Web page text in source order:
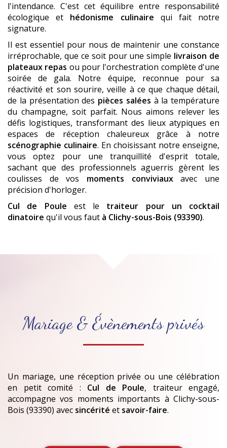
l'intendance. C'est cet équilibre entre responsabilité
écologique et hédonisme culinaire qui fait notre
signature.
Il est essentiel pour nous de maintenir une constance
irréprochable, que ce soit pour une simple livraison de
plateaux repas ou pour l'orchestration complète d'une
soirée de gala. Notre équipe, reconnue pour sa
réactivité et son sourire, veille à ce que chaque détail,
de la présentation des pièces salées à la température
du champagne, soit parfait. Nous aimons relever les
défis logistiques, transformant des lieux atypiques en
espaces de réception chaleureux grâce à notre
scénographie culinaire. En choisissant notre enseigne,
vous optez pour une tranquillité d'esprit totale,
sachant que des professionnels aguerris gèrent les
coulisses de vos moments conviviauxavec une
précision d'horloger.
Cul de Poule est le traiteur pour un cocktail
dinatoire qu'il vous faut à Clichy-sous-Bois (93390).
Mariage & Évènements privés
Un mariage, une réception privée ou une célébration
en petit comité : Cul de Poule, traiteur engagé,
accompagne vos moments importants à Clichy-sous-
Bois (93390) avec sincérité et savoir-faire.